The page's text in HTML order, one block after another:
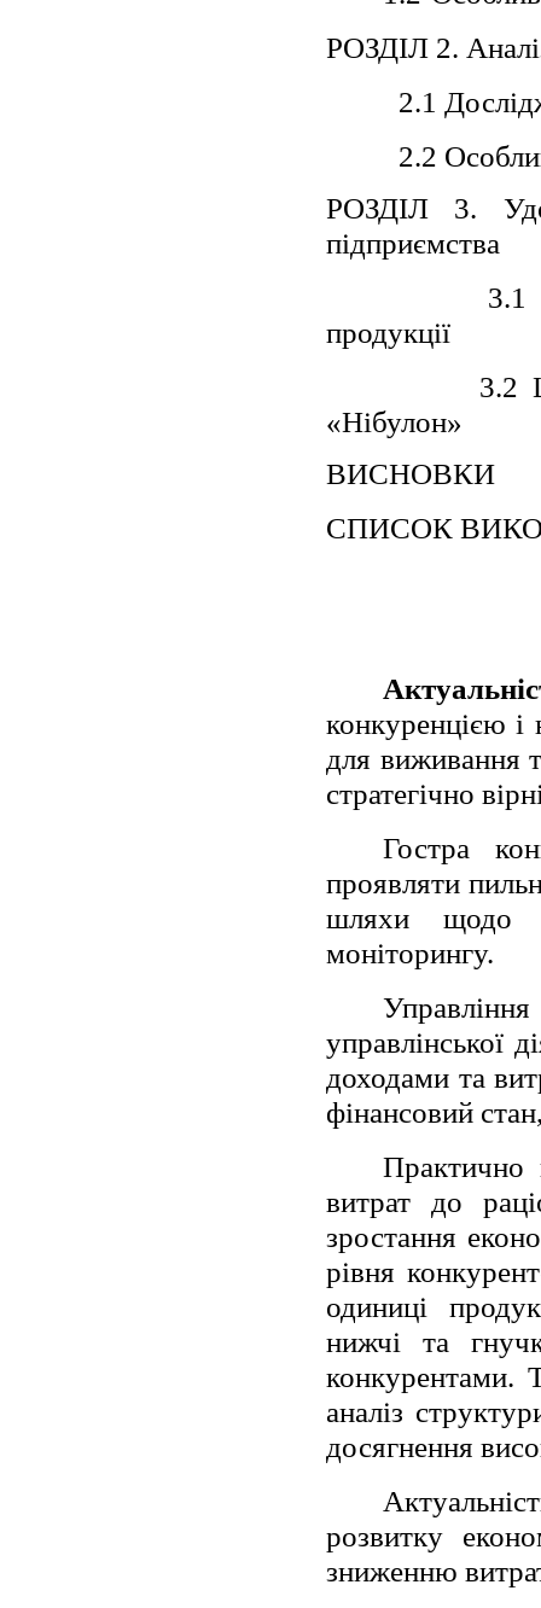
РОЗДІЛ 2.
2.1
2.2
РОЗДІЛ 3.
підприємства
3.1
продукції
3.2
«Нібулон»
ВИСНОВКИ
СПИСОК
конкуренцією
для виживання
стратегічно
Гостра
проявляти
шляхи щодо
моніторингу.
управлінської
доходами та
фінансовий
Практично
витрат до
зростання
рівня
одиниці
нижчі та
конкурентами.
аналіз
досягнення
розвитку
зниженню